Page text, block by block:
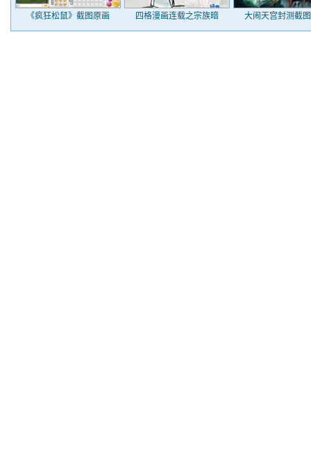
《疯狂松鼠》截图原画 四格漫画连载之宗族暗 大闹天宫封测截